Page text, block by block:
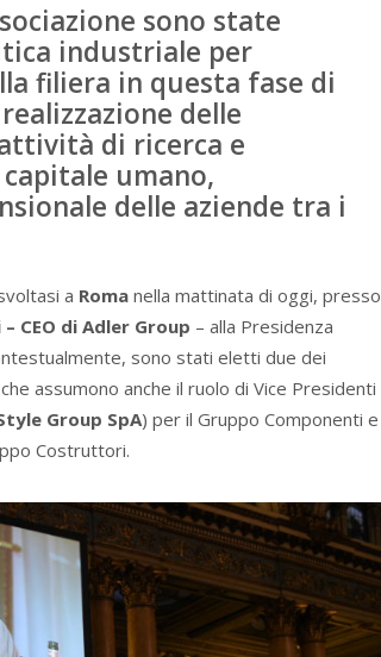
sono state
industriale per
filiera in questa fase di
delle
di ricerca e
umano,
delle aziende tra i
a Romanella mattinata di oggi, presso
CEO di Adler Group – alla Presidenza
sono stati eletti due dei
assumono anche il ruolo di Vice Presidenti
Group SpA) per il Gruppo Componenti e
Costruttori.